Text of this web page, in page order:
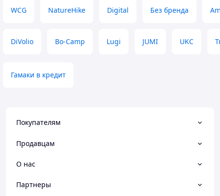
WCG NatureHike Digital Без бренда
DiVolio Bo-Camp Lugi JUMI UKC
Гамаки в кредит
Покупателям
Продавцам
О нас
Партнеры